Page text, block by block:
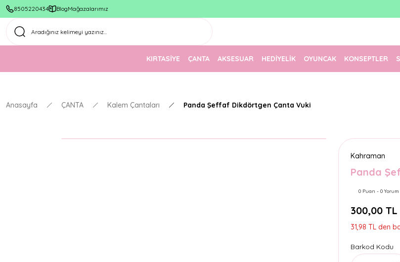
8505220434 BlogMağazalarımız
1500 TL Üzeri Ücretsiz Kargo
KIRTASİYE ÇANTA AKSESUAR HEDİYELİK OYUNCAK KONSEPTLER
Anasayfa ÇANTA Kalem Çantaları Panda Şeffaf Dikdörtgen Çanta Vuki
Kahraman
Panda
0 Puan - 0 Yorum
300,00 TL
31,98 TL den
Barkod Kodu